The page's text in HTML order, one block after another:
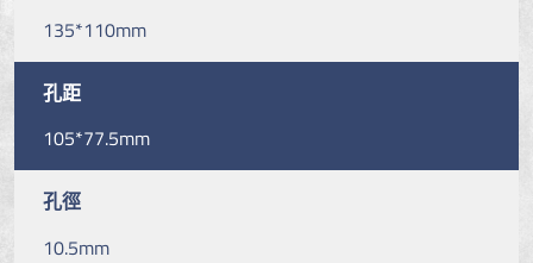
135*110mm
孔距
105*77.5mm
孔徑
10.5mm